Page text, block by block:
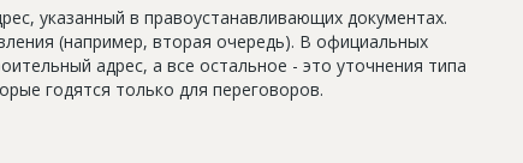
указанный в правоустанавливающих документах.
(например, вторая очередь). В официальных
адрес, а все остальное - это уточнения типа
годятся только для переговоров.